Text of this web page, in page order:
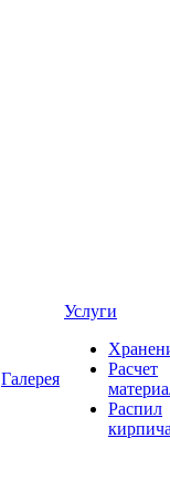
Галерея
Услуги
Расчет
Распил